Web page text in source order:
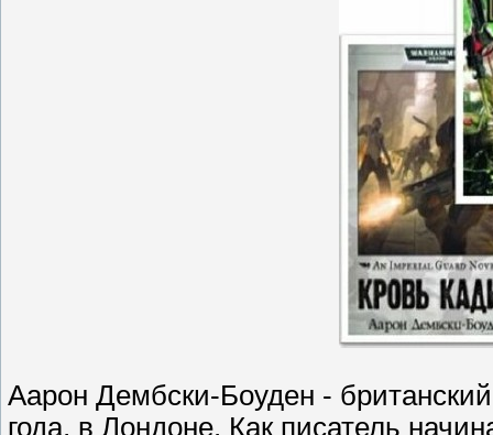
Аарон Дембски-Боуден -
года, в Лондоне. Как писатель